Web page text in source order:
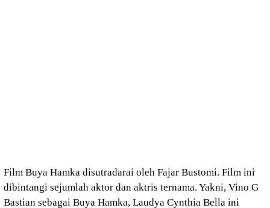
Film Buya Hamka disutradarai oleh Fajar Bustomi. Film ini
dibintangi sejumlah aktor dan aktris ternama. Yakni, Vino G
Bastian sebagai Buya Hamka, Laudya Cynthia Bella ini